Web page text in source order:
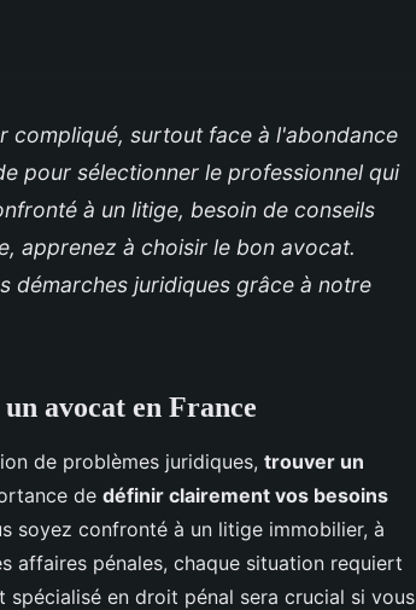
compliqué, surtout face à l'abondance
pour sélectionner le professionnel qui
à un litige, besoin de conseils
apprenez à choisir le bon avocat.
démarches juridiques grâce à notre
avocat en France
de problèmes juridiques, trouver un
de définir clairement vos besoins
soyez confronté à un litige immobilier, à
affaires pénales, chaque situation requiert
en droit pénal sera crucial si vous